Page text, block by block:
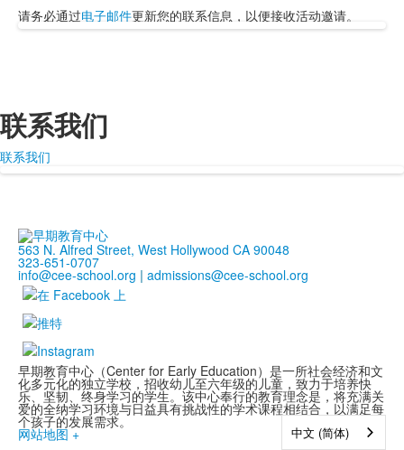
请务必通过电子邮件更新您的联系信息，以便接收活动邀请。
联系我们
联系我们
563 N. Alfred Street, West Hollywood CA 90048
323-651-0707
info@cee-school.org | admissions@cee-school.org
早期教育中心（Center for Early Education）是一所社会经济和文
化多元化的独立学校，招收幼儿至六年级的儿童，致力于培养快
乐、坚韧、终身学习的学生。该中心奉行的教育理念是，将充满关
爱的全纳学习环境与日益具有挑战性的学术课程相结合，以满足每
个孩子的发展需求。
网站地图 + 中文 (简体)